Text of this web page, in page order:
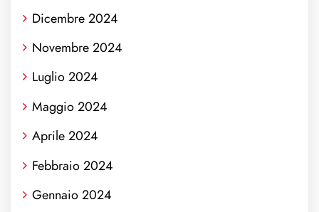
Dicembre 2024
Novembre 2024
Luglio 2024
Maggio 2024
Aprile 2024
Febbraio 2024
Gennaio 2024